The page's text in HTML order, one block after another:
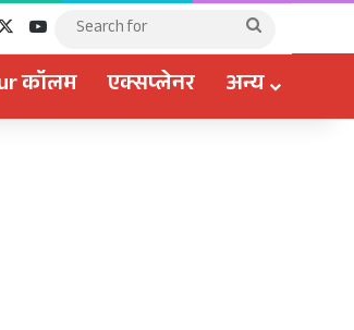
YouTube
Search
कॉलम एक्सप्लेनर अन्य